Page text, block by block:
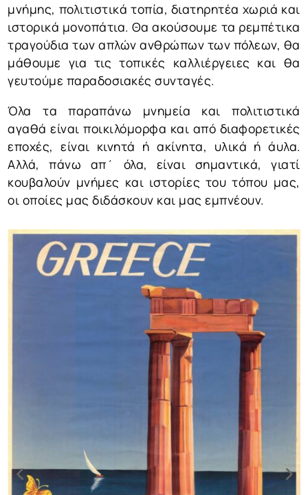
μνήμης, πολιτιστικά τοπία, διατηρητέα χωριά και
ιστορικά μονοπάτια. Θα ακούσουμε τα ρεμπέτικα
τραγούδια των απλών ανθρώπων των πόλεων, θα
μάθουμε για τις τοπικές καλλιέργειες και θα
γευτούμε παραδοσιακές συνταγές.
Όλα τα παραπάνω μνημεία και πολιτιστικά
αγαθά είναι ποικιλόμορφα και από διαφορετικές
εποχές, είναι κινητά ή ακίνητα, υλικά ή άυλα.
Αλλά, πάνω απ΄ όλα, είναι σημαντικά, γιατί
κουβαλούν μνήμες και ιστορίες του τόπου μας,
οι οποίες μας διδάσκουν και μας εμπνέουν.